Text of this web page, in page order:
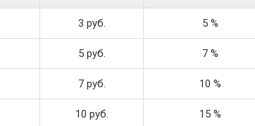
3 руб. 5 %
5 руб. 7 %
7 руб. 10 %
10 руб. 15 %